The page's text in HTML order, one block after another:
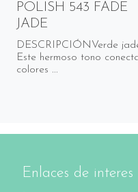
POLISH 543 FADE
JADE
DESCRIPCIÓNVerde
Este hermoso tono
colores ...
Enlaces de interes